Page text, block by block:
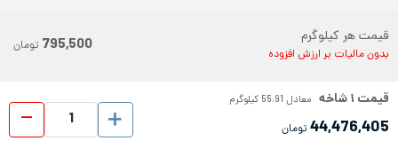
قیمت هر کیلوگرم
بدون مالیات بر ارزش افزوده 795,500 تومان
قیمت ۱شاخه معادل 55.91 کیلوگرم
44,476,405تومان